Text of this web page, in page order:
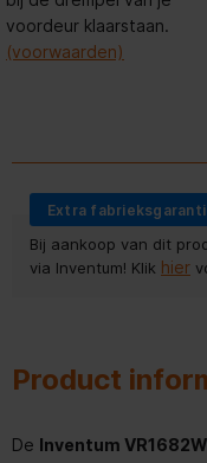
voordeur klaarstaan.
(voorwaarden)
Extra
Bij aankoop van dit
via Inventum! Klik hier
Product
De Inventum VR1682W